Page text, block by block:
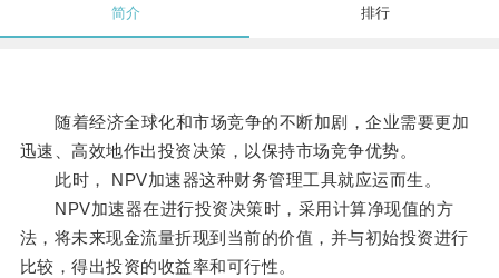
简介 排行
随着经济全球化和市场竞争的不断加剧，企业需要更加
迅速、高效地作出投资决策，以保持市场竞争优势。
此时， NPV加速器这种财务管理工具就应运而生。
NPV加速器在进行投资决策时，采用计算净现值的方
法，将未来现金流量折现到当前的价值，并与初始投资进行
比较，得出投资的收益率和可行性。